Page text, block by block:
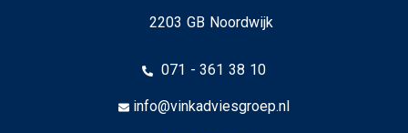
2203 GB Noordwijk
071 - 361 38 10
info@vinkadviesgroep.nl